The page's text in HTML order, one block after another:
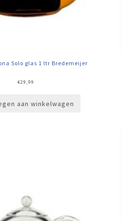
Solo glas 1 ltr Bredemeijer
€29,99
aan winkelwagen